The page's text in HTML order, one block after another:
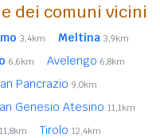
dei comuni vicini
3,4km Meltina 3,9km
6,6km Avelengo 6,8km
Pancrazio 9,0km
Genesio Atesino 11,1km
11,8km Tirolo 12,4km